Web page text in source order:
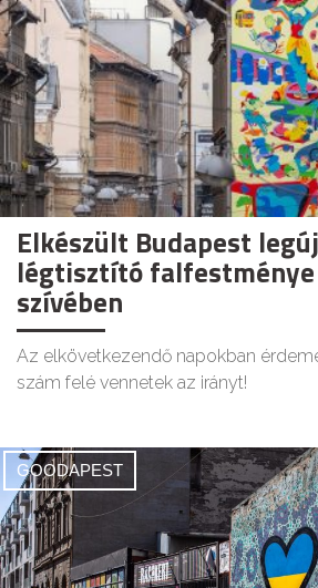
Elkészült Budapest
légtisztító falfestménye
szívében
Az elkövetkezendő napokban
szám felé vennetek az irányt!
GOODAPEST